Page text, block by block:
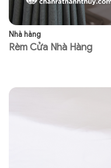
Nhà hàng
Rèm Cửa Nhà Hàng